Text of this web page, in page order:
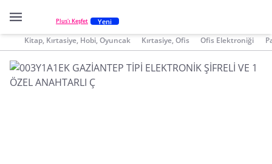
Plus'ı Keşfet Yeni
Kitap, Kırtasiye, Hobi, Oyuncak Kırtasiye, Ofis Ofis Elektroniği